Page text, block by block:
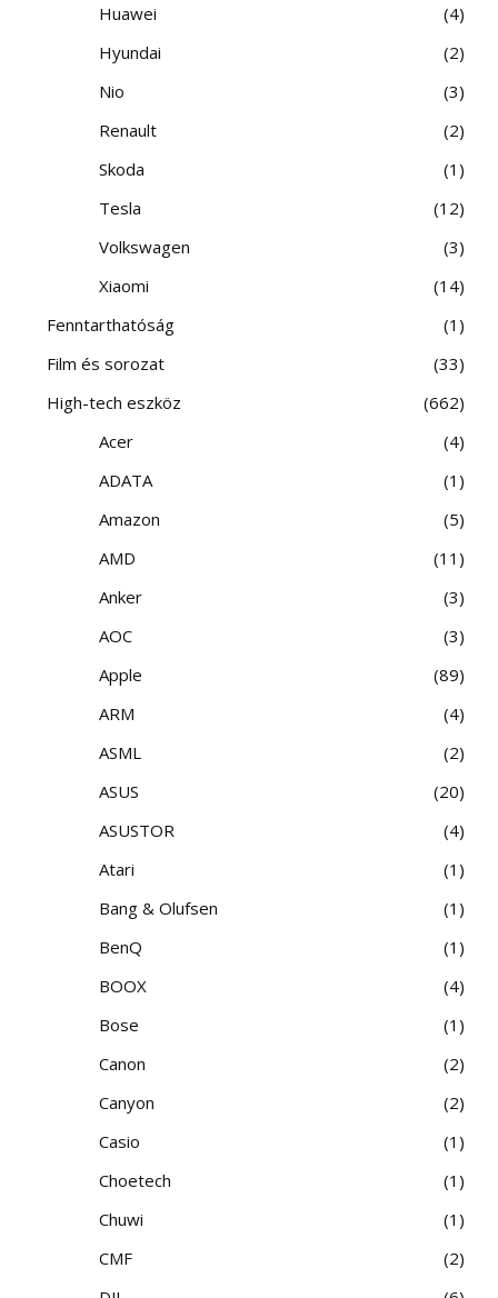
Huawei
4
Hyundai
2
Nio
3
Renault
2
Skoda
1
Tesla
12
Volkswagen
3
Xiaomi
14
Fenntarthatóság
1
Film és sorozat
33
High-tech eszköz
662
Acer
4
ADATA
1
Amazon
5
AMD
11
Anker
3
AOC
3
Apple
89
ARM
4
ASML
2
ASUS
20
ASUSTOR
4
Atari
1
Bang & Olufsen
1
BenQ
1
BOOX
4
Bose
1
Canon
2
Canyon
2
Casio
1
Choetech
1
Chuwi
1
CMF
2